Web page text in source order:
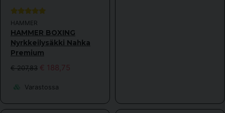
HAMMER
HAMMER BOXING
Nyrkkeilysäkki Nahka
Premium
€ 207,83 € 188,75
Varastossa